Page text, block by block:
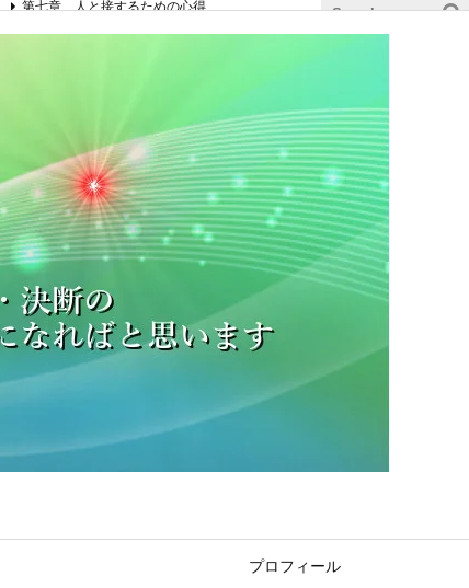
プロフィール
第七章 人と接するための心得